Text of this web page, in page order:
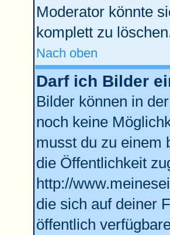
Moderator könnte
komplett zu
Nach oben
Darf ich Bilder
Bilder können in
noch keine
musst du zu einem
die Öffentlichkeit
http://
die sich auf deiner
öffentlich